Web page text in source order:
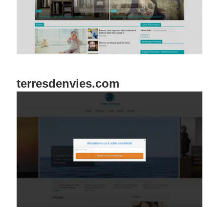
terresdenvies.com